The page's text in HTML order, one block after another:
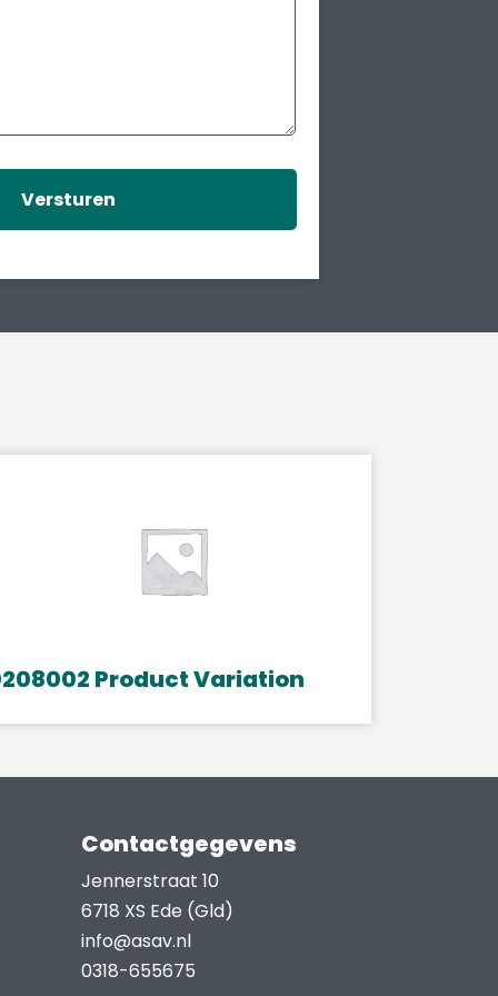
Product Variation
Contactgegevens
Jennerstraat 10
6718 XS Ede (Gld)
info@asav.nl
0318-655675